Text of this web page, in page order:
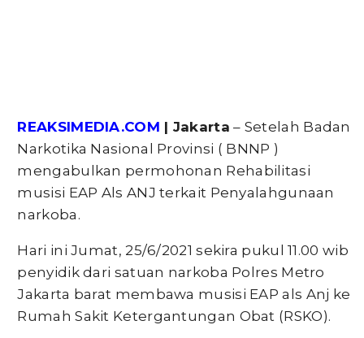
REAKSIMEDIA.COM | Jakarta – Setelah Badan
Narkotika Nasional Provinsi ( BNNP )
mengabulkan permohonan Rehabilitasi
musisi EAP Als ANJ terkait Penyalahgunaan
narkoba.
Hari ini Jumat, 25/6/2021 sekira pukul 11.00 wib
penyidik dari satuan narkoba Polres Metro
Jakarta barat membawa musisi EAP als Anj ke
Rumah Sakit Ketergantungan Obat (RSKO).